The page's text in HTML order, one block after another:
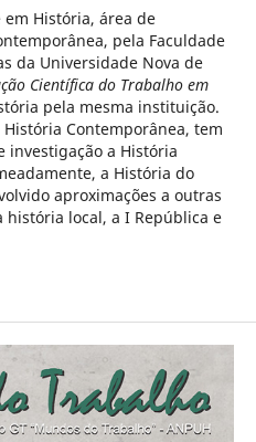
em História, área de
pela Faculdade
da Universidade Nova de
Científica do Trabalho em
pela mesma instituição.
Contemporânea, tem
investigação a História
a História do
aproximações a outras
história local, a I República e